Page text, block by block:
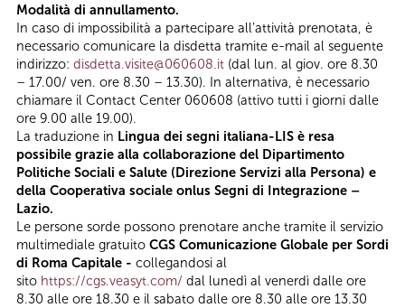
Modalità di annullamento.
In caso di impossibilità a partecipare all’attività prenotata, è
necessario comunicare la disdetta tramite e-mail al seguente
indirizzo: disdetta.visite@060608.it (dal lun. al giov. ore 8.30
– 17.00/ ven. ore 8.30 – 13.30). In alternativa, è necessario
chiamare il Contact Center 060608 (attivo tutti i giorni dalle
ore 9.00 alle 19.00).
La traduzione in Lingua dei segni italiana-LIS è resa
possibile grazie alla collaborazione del Dipartimento
Politiche Sociali e Salute (Direzione Servizi alla Persona) e
della Cooperativa sociale onlus Segni di Integrazione –
Lazio.
Le persone sorde possono prenotare anche tramite il servizio
multimediale gratuito CGS Comunicazione Globale per Sordi
di Roma Capitale - collegandosi al
sito https://cgs.veasyt.com/ dal lunedì al venerdì dalle ore
8.30 alle ore 18.30 e il sabato dalle ore 8.30 alle ore 13.30